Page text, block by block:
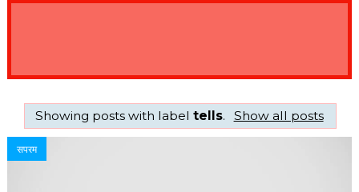
Showing posts with labeltells. Show all posts
सपरम